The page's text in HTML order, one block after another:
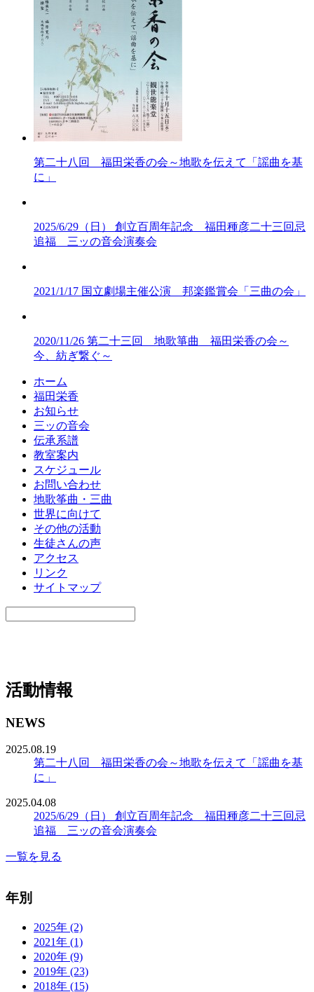
第二十八回 福田栄香の会～地歌を伝えて「謡曲を基
に」
2025/6/29（日） 創立百周年記念 福田種彦二十三回忌
追福 三ッの音会演奏会
2021/1/17 国立劇場主催公演 邦楽鑑賞会「三曲の会」
2020/11/26 第二十三回 地歌箏曲 福田栄香の会～
今、紡ぎ繋ぐ～
ホーム
福田栄香
お知らせ
三ッの音会
伝承系譜
教室案内
スケジュール
お問い合わせ
地歌筝曲・三曲
世界に向けて
その他の活動
生徒さんの声
アクセス
リンク
サイトマップ
活動情報
NEWS
2025.08.19
第二十八回 福田栄香の会～地歌を伝えて「謡曲を基
に」
2025.04.08
2025/6/29（日） 創立百周年記念 福田種彦二十三回忌
追福 三ッの音会演奏会
一覧を見る
年別
2025年 (2)
2021年 (1)
2020年 (9)
2019年 (23)
2018年 (15)